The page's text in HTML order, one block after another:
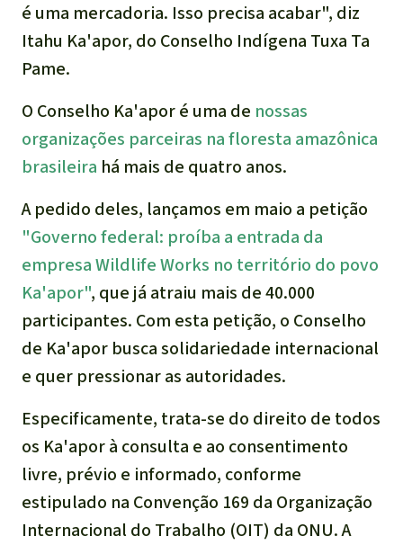
é uma mercadoria. Isso precisa acabar", diz
Itahu Ka'apor, do Conselho Indígena Tuxa Ta
Pame.
O Conselho Ka'apor é uma de nossas
organizações parceiras na floresta amazônica
brasileira há mais de quatro anos.
A pedido deles, lançamos em maio a petição
"Governo federal: proíba a entrada da
empresa Wildlife Works no território do povo
Ka'apor", que já atraiu mais de 40.000
participantes. Com esta petição, o Conselho
de Ka'apor busca solidariedade internacional
e quer pressionar as autoridades.
Especificamente, trata-se do direito de todos
os Ka'apor à consulta e ao consentimento
livre, prévio e informado, conforme
estipulado na Convenção 169 da Organização
Internacional do Trabalho (OIT) da ONU. A